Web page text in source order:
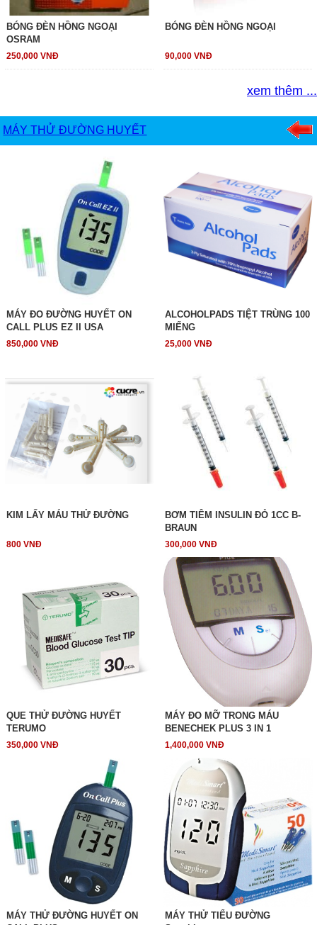
BÓNG ĐÈN HỒNG NGOẠI
OSRAM
250,000 VNĐ
BÓNG ĐÈN HỒNG NGOẠI
90,000 VNĐ
xem thêm ...
MÁY THỬ ĐƯỜNG HUYẾT
MÁY ĐO ĐƯỜNG HUYẾT ON
CALL PLUS EZ II USA
850,000 VNĐ
ALCOHOLPADS TIỆT TRÙNG 100
MIẾNG
25,000 VNĐ
KIM LẤY MÁU THỬ ĐƯỜNG
800 VNĐ
BƠM TIÊM INSULIN ĐỎ 1CC B-
BRAUN
300,000 VNĐ
QUE THỬ ĐƯỜNG HUYẾT
TERUMO
350,000 VNĐ
MÁY ĐO MỠ TRONG MÁU
BENECHEK PLUS 3 IN 1
1,400,000 VNĐ
MÁY THỬ ĐƯỜNG HUYẾT ON
MÁY THỬ TIỂU ĐƯỜNG